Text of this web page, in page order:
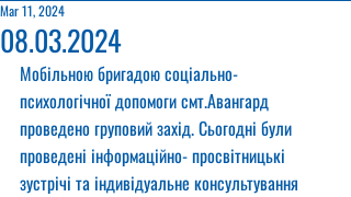
08.03.2024
Mar 11, 2024
Мобільною бригадою соціально-
психологічної допомоги смт.Авангард
проведено груповий захід. Сьогодні були
проведені інформаційно- просвітницькі
зустрічі та індивідуальне консультування